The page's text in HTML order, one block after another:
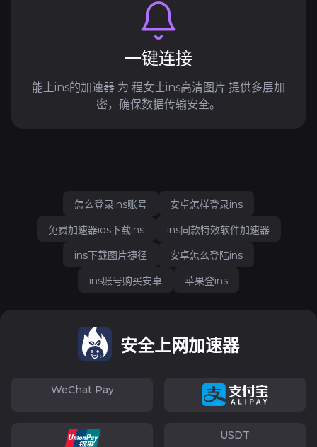
一键连接
能上ins的加速器 为 程女士ins高清图片 提供多层加
密，确保数据传输安全。
怎么登录ins账号
安卓怎样登录ins
免费加速器ios下载ins
ins同款特效软件加速器
ins下载图片捷径
安卓怎么登陆ins
ins账号购买安卓
苹果登ins
安全上网加速器
WeChat Pay
USDT